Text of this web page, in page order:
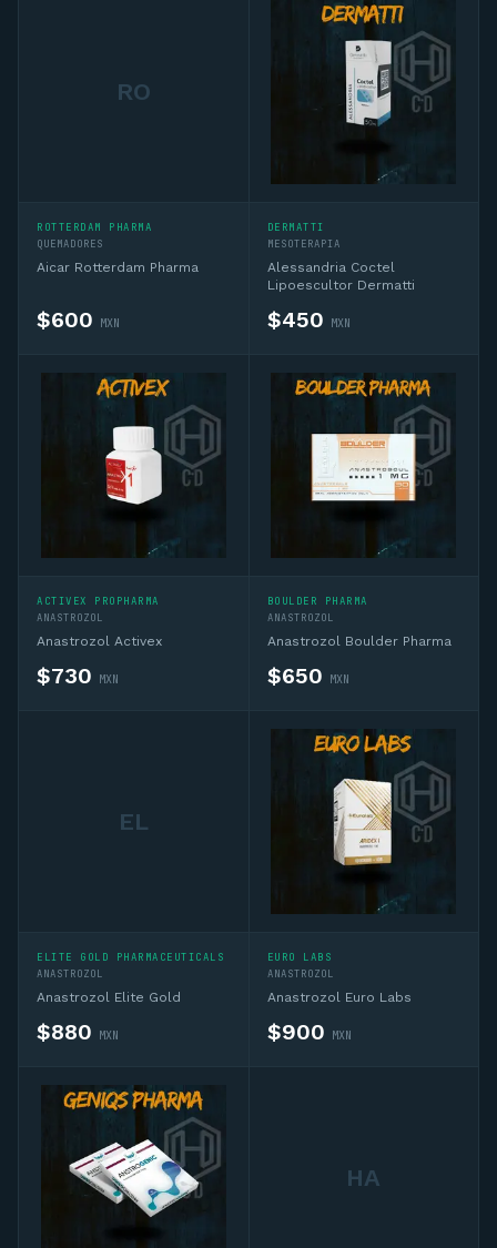
RO
ROTTERDAM PHARMA
QUEMADORES
Aicar Rotterdam Pharma
$600 MXN
DERMATTI
MESOTERAPIA
Alessandria Coctel
Lipoescultor Dermatti
$450 MXN
ACTIVEX PROPHARMA
ANASTROZOL
Anastrozol Activex
$730 MXN
BOULDER PHARMA
ANASTROZOL
Anastrozol Boulder Pharma
$650 MXN
EL
ELITE GOLD PHARMACEUTICALS
ANASTROZOL
Anastrozol Elite Gold
$880 MXN
EURO LABS
ANASTROZOL
Anastrozol Euro Labs
$900 MXN
HA